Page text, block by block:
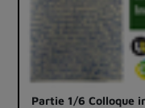
Partie 1/6 Colloque